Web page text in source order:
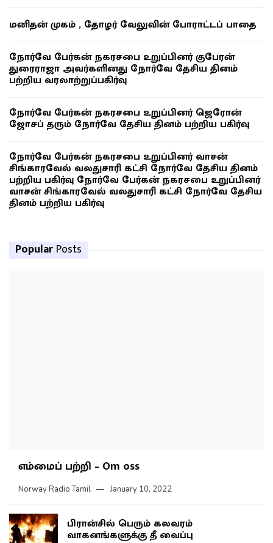
மனிதன் முகம் , தோழர் வேலுவின் போராட்டப் பாதை
நோர்வே பேர்கன் நகரசபை உறுப்பினர் குபேரன்
துரைராஜா அவர்களினது நோர்வே தேசிய தினம்
பற்றிய வரலாற்றுப்பகிர்வு
நோர்வே பேர்கன் நகரசபை உறுப்பினர் ஜெரோன்
ஜோசப் தரும் நோர்வே தேசிய தினம் பற்றிய பகிர்வு
நோர்வே பேர்கன் நகரசபை உறுப்பினர் வாசன்
சிங்காரவேல் வலதுசாரி கட்சி நோர்வே தேசிய தினம்
பற்றிய பகிர்வு நோர்வே பேர்கன் நகரசபை உறுப்பினர்
வாசன் சிங்காரவேல் வலதுசாரி கட்சி நோர்வே தேசிய
தினம் பற்றிய பகிர்வு
Popular Posts
எம்மைப் பற்றி – Om oss
Norway Radio Tamil January 10, 2022
பிரான்சில் பெரும் கலவரம்
வாகனங்களுக்கு தீ வைப்பு